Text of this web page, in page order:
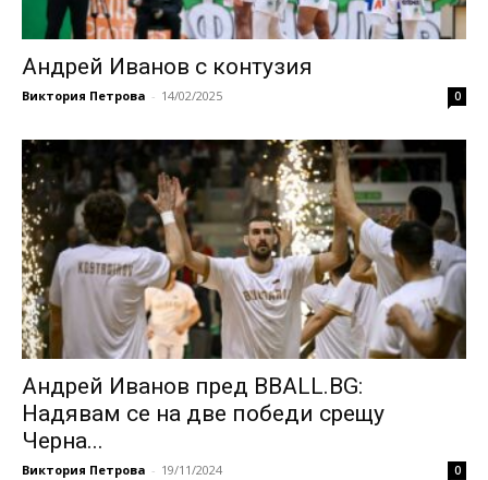
Андрей Иванов с контузия
Виктория Петрова - 14/02/2025 0
Андрей Иванов пред BBALL.BG:
Надявам се на две победи срещу
Черна...
Виктория Петрова - 19/11/2024 0